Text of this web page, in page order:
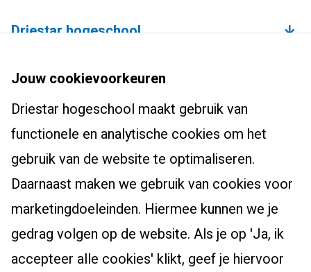
Driestar hogeschool
Studium Generale
Studentenhuisvesting
Onderzoekscentrum
Werken bij Driestar hogeschool
Contact
Bachelors
Leraar basisonderwijs (pabo)
Leraar voortgezet onderwijs
Pedagogiek
Studiekeuzehulp
Masters, Ad en post-hbo
Ad-PEP
Post-hbo-opleidingen
Masters
Voor studenten
Info werkplekleren
Bibliotheek
Eduweb
Alumni
Overstappen naar het onderwijs?
Zij-instroom leraar basisonderwijs
Zij-instroom leraar voortgezet onderwijs
Jouw cookievoorkeuren
Driestar hogeschool maakt gebruik van
functionele en analytische cookies om het
gebruik van de website te optimaliseren.
Daarnaast maken we gebruik van cookies voor
marketingdoeleinden. Hiermee kunnen we je
gedrag volgen op de website. Als je op 'Ja, ik
accepteer alle cookies' klikt, geef je hiervoor